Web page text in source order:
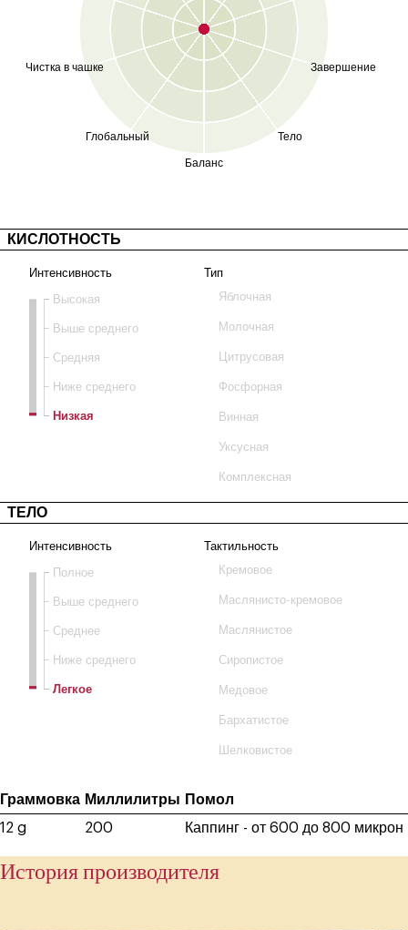
Завершение
Тело
Баланс
Глобальный
Чистка в чашке
КИСЛОТНОСТЬ
Интенсивность
Низкая
Ниже среднего
Средняя
Выше среднего
Высокая
Тип
Яблочная
Молочная
Цитрусовая
Фосфорная
Винная
Уксусная
Комплексная
ТЕЛО
Интенсивность
Легкое
Ниже среднего
Среднее
Выше среднего
Полное
Тактильность
Кремовое
Маслянисто-кремовое
Маслянистое
Сиропистое
Медовое
Бархатистое
Шелковистое
Граммовка
12 g
Миллилитры
200
Помол
Каппинг - от 600 до 800 микрон
История производителя